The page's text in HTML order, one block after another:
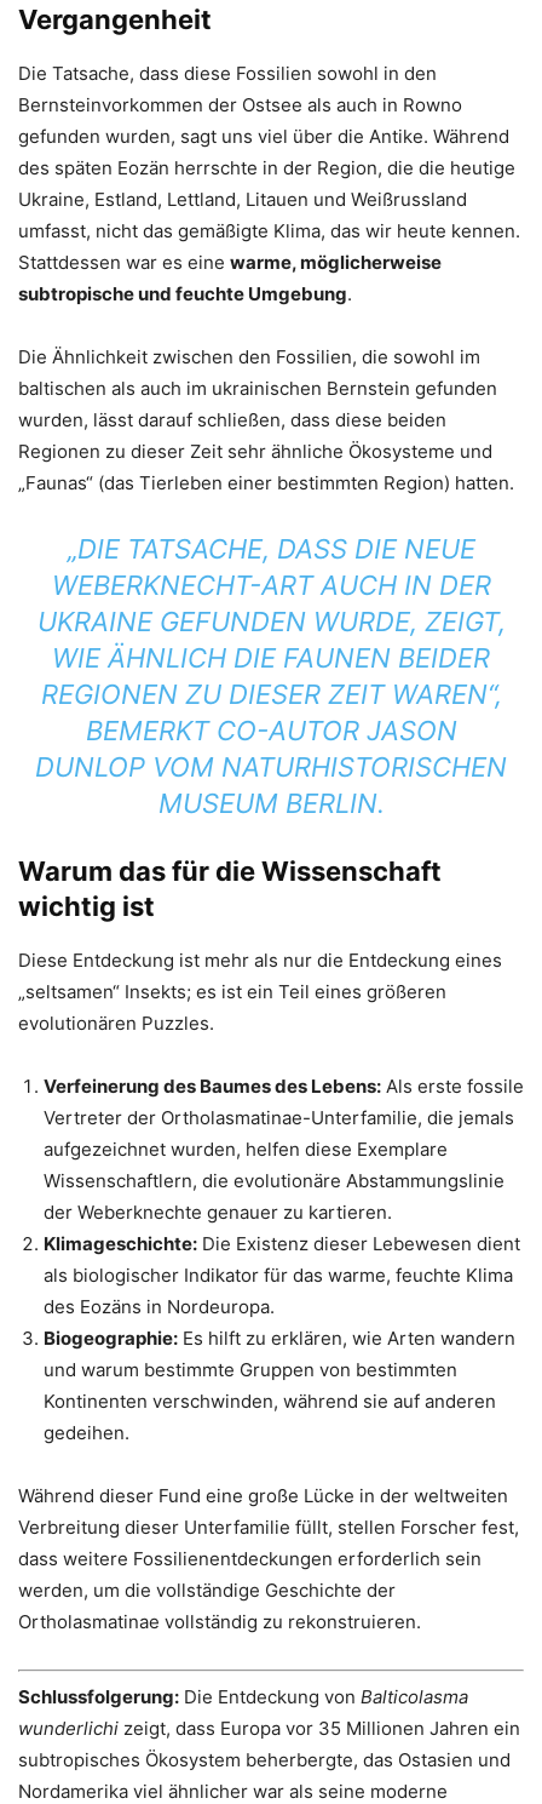
Vergangenheit
Die Tatsache, dass diese Fossilien sowohl in den
Bernsteinvorkommen der Ostsee als auch in Rowno
gefunden wurden, sagt uns viel über die Antike. Während
des späten Eozän herrschte in der Region, die die heutige
Ukraine, Estland, Lettland, Litauen und Weißrussland
umfasst, nicht das gemäßigte Klima, das wir heute kennen.
Stattdessen war es eine warme, möglicherweise
subtropische und feuchte Umgebung.
Die Ähnlichkeit zwischen den Fossilien, die sowohl im
baltischen als auch im ukrainischen Bernstein gefunden
wurden, lässt darauf schließen, dass diese beiden
Regionen zu dieser Zeit sehr ähnliche Ökosysteme und
„Faunas“ (das Tierleben einer bestimmten Region) hatten.
„DIE TATSACHE, DASS DIE NEUE
WEBERKNECHT-ART AUCH IN DER
UKRAINE GEFUNDEN WURDE, ZEIGT,
WIE ÄHNLICH DIE FAUNEN BEIDER
REGIONEN ZU DIESER ZEIT WAREN“,
BEMERKT CO-AUTOR JASON
DUNLOP VOM NATURHISTORISCHEN
MUSEUM BERLIN.
Warum das für die Wissenschaft
wichtig ist
Diese Entdeckung ist mehr als nur die Entdeckung eines
„seltsamen“ Insekts; es ist ein Teil eines größeren
evolutionären Puzzles.
Verfeinerung des Baumes des Lebens: Als erste fossile
Vertreter der Ortholasmatinae-Unterfamilie, die jemals
aufgezeichnet wurden, helfen diese Exemplare
Wissenschaftlern, die evolutionäre Abstammungslinie
der Weberknechte genauer zu kartieren.
Klimageschichte: Die Existenz dieser Lebewesen dient
als biologischer Indikator für das warme, feuchte Klima
des Eozäns in Nordeuropa.
Biogeographie: Es hilft zu erklären, wie Arten wandern
und warum bestimmte Gruppen von bestimmten
Kontinenten verschwinden, während sie auf anderen
gedeihen.
Während dieser Fund eine große Lücke in der weltweiten
Verbreitung dieser Unterfamilie füllt, stellen Forscher fest,
dass weitere Fossilienentdeckungen erforderlich sein
werden, um die vollständige Geschichte der
Ortholasmatinae vollständig zu rekonstruieren.
Schlussfolgerung: Die Entdeckung von Balticolasma
wunderlichi zeigt, dass Europa vor 35 Millionen Jahren ein
subtropisches Ökosystem beherbergte, das Ostasien und
Nordamerika viel ähnlicher war als seine moderne